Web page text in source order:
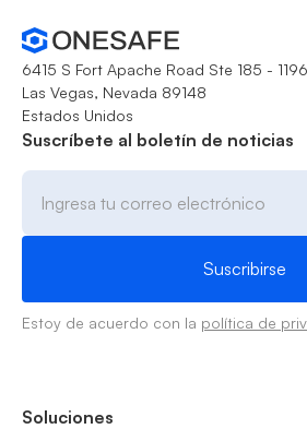
6415 S Fort Apache Road Ste 185 - 1196
Las Vegas, Nevada 89148
Estados Unidos
Suscríbete al boletín de noticias
Estoy de acuerdo con la política de
Soluciones